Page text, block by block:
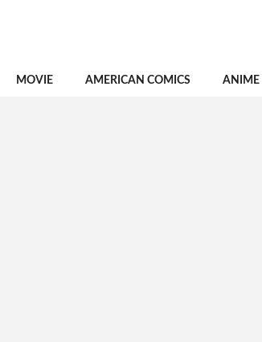
MOVIE AMERICAN COMICS ANIME